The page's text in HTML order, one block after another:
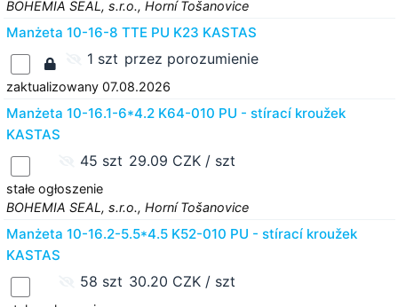
BOHEMIA SEAL, s.r.o., Horní Tošanovice
Manżeta 10-16-8 TTE PU K23 KASTAS
1 szt przez porozumienie
zaktualizowany 07.08.2026
Manżeta 10-16.1-6*4.2 K64-010 PU - stírací kroužek
KASTAS
45 szt 29.09 CZK / szt
stałe ogłoszenie
BOHEMIA SEAL, s.r.o., Horní Tošanovice
Manżeta 10-16.2-5.5*4.5 K52-010 PU - stírací kroužek
KASTAS
58 szt 30.20 CZK / szt